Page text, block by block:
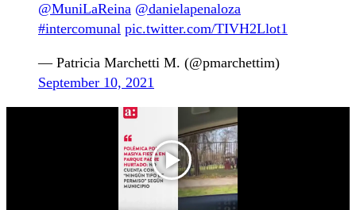
@MuniLaReina @danielapenaloza
#intercomunal pic.twitter.com/TIVH2Llot1
— Patricia Marchetti M. (@pmarchettim)
September 10, 2021